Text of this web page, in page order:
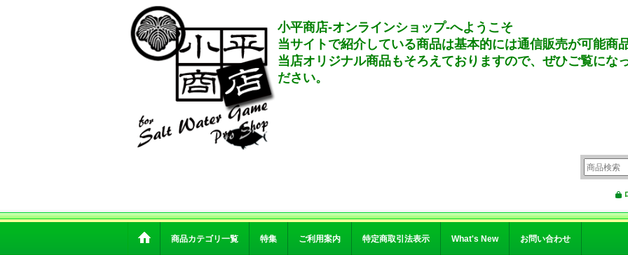
小平商店-オンラインショップ-へようこそ
当サイトで紹介している商品は基本的には通信販売が可能商
当店オリジナル商品もそろえておりますので、ぜひご覧にな
ださい。
商品カテゴリ一覧 特集 ご利用案内 特定商取引法表示 What's New お問い合わせ